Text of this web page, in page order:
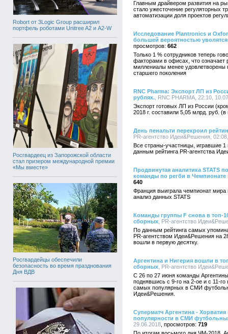
Robort от 3Logic Group расширил
портфель роботами Unitree A2 и A2-W
Росгвардеец из Запорожской области
стал призером международной премии
«Мы вместе»
Росгвардейцы обеспечили
безопасность во время празднования
Дня ВДВ
Главным драйвером развития на
стало ужесточение регуляторных
автоматизации доля проектов
Исследование Plantronics и
большей вероятностью
662
Только 1 % сотрудников теперь
факторами в офисах, что означает
миллениалы менее удовлетворены
старшего поколения
RNC Pharma: Экспорт ЛП из
рублях. , RNC PHARMA, 22:10,
Экспорт готовых ЛП из России
2018 г. составили 5,05 млрд. руб.
День пенальти перекроил
PR-агентство Идеи&Решения,
Все страны-участницы, игравшие
данным рейтинга PR-агентства
Продвинутая аналитика STATS
команды по регби в Чемпионате
640
Франция выиграла чемпионат мира
анализ данных STATS
Команды группы F снова в
сборных , PR-агентство
По данным рейтинга самых
PR-агентством Идеи&Решения на
вошли в первую десятку.
Аргентина и Нигерия вошли в
сборных , PR-агентство
С 26 по 27 июня команды
поднявшись с 9-го на 2-ое и с 11-
самых популярных в СМИ
Идеи&Решения.
Суперматч Аргентина -
популярности в СМИ
29.06.2018
719